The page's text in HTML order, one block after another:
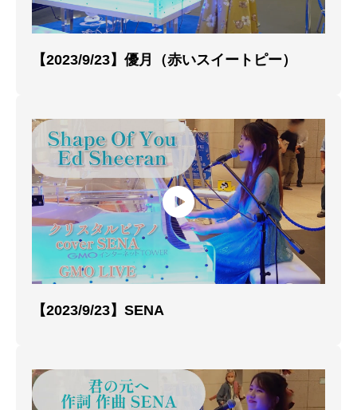
【2023/9/23】優月（赤いスイートピー）
【2023/9/23】SENA